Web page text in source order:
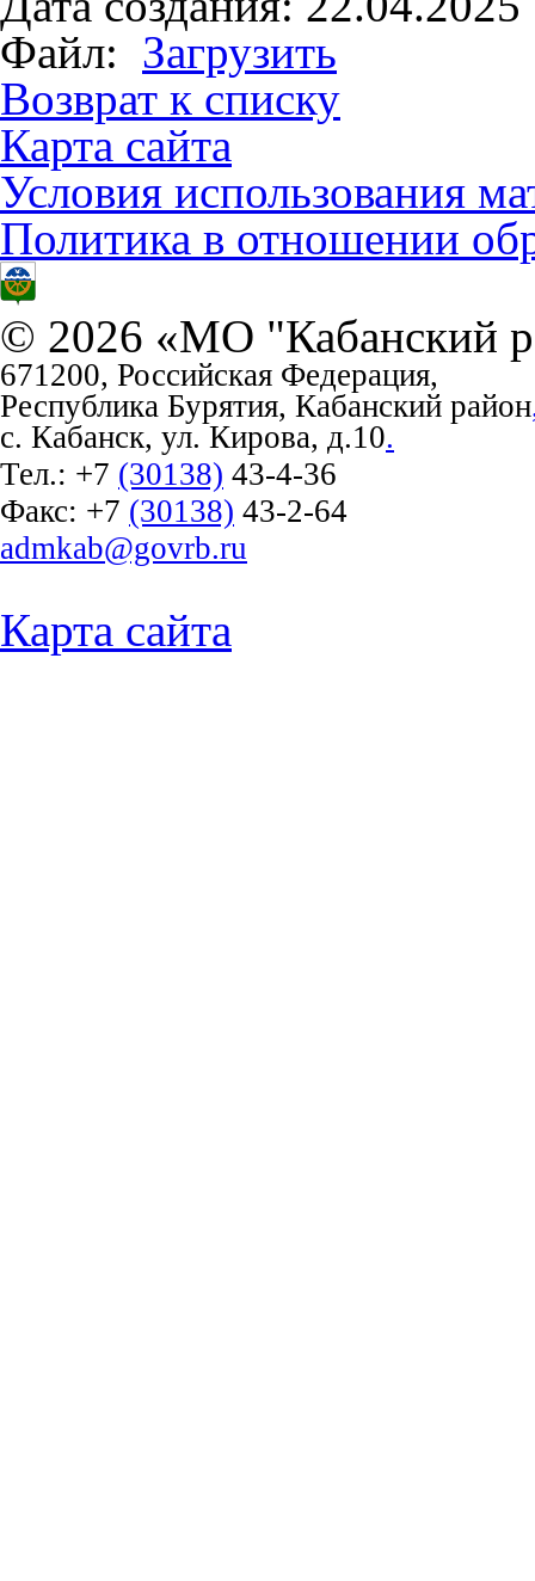
Файл: Загрузить
Возврат к списку
Карта сайта
Условия использования
Политика в отношении
© 2026 «МО "Кабанский
671200, Российская Федерация,
Республика Бурятия, Кабанский район
с. Кабанск, ул. Кирова, д.10.
Тел.: +7 (30138) 43-4-36
Факс: +7 (30138) 43-2-64
admkab@govrb.ru
Карта сайта